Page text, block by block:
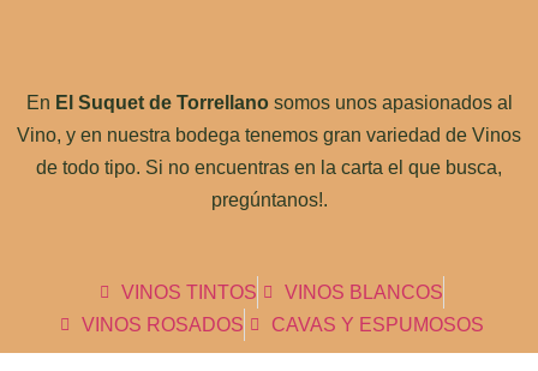
En El Suquet de Torrellanosomos unos apasionados al
Vino, y en nuestra bodega tenemos gran variedad de Vinos
de todo tipo. Si no encuentras en la carta el que busca,
pregúntanos!.
VINOS TINTOS
VINOS BLANCOS
VINOS ROSADOS
CAVAS Y ESPUMOSOS